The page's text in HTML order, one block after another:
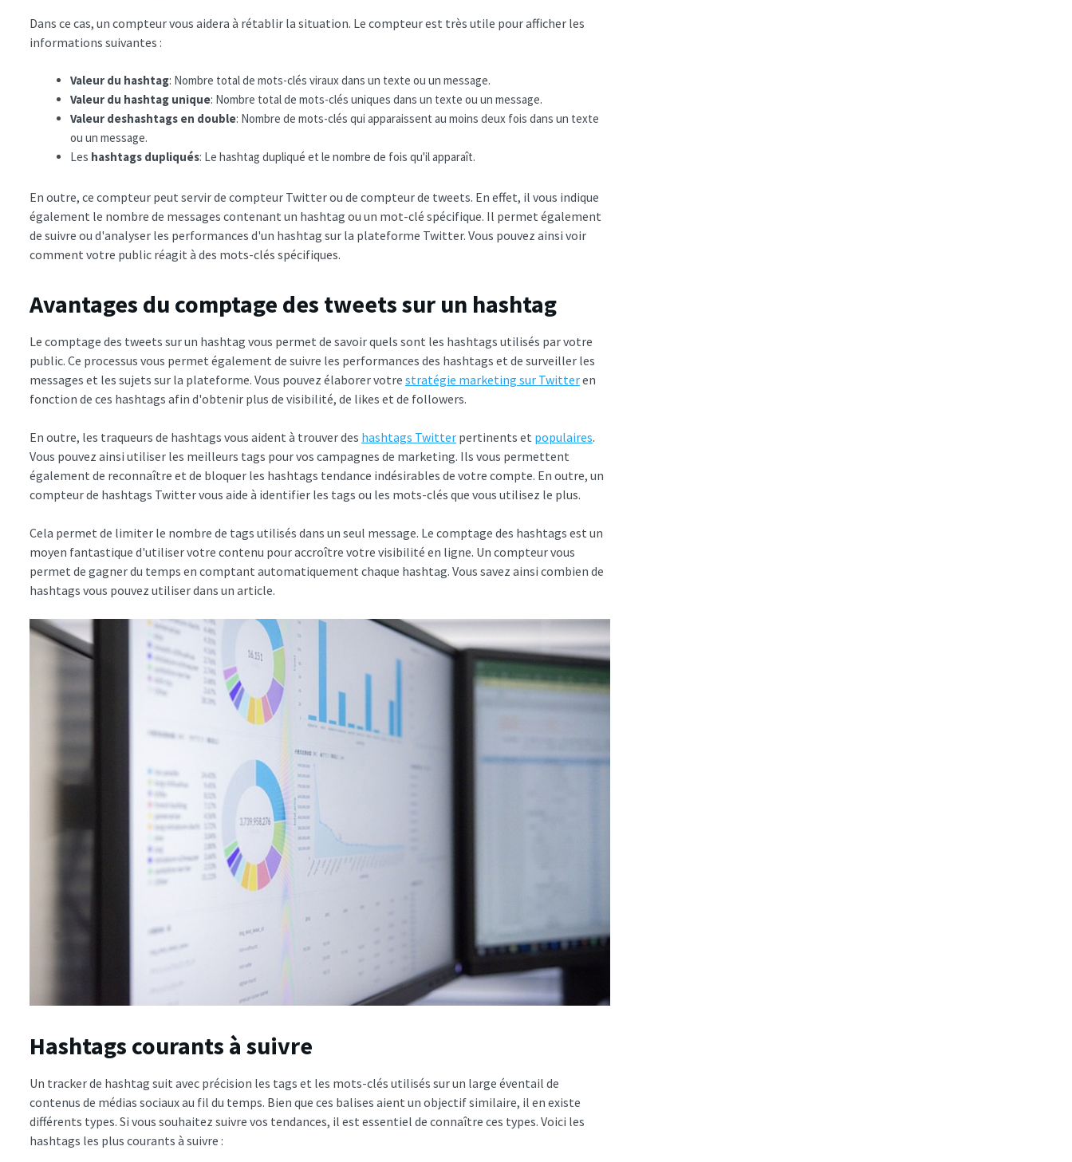
Dans ce cas, un compteur vous aidera à rétablir la situation. Le compteur est très utile pour afficher les
informations suivantes :
Valeur du hashtag: Nombre total de mots-clés viraux dans un texte ou un message.
Valeur du hashtag unique: Nombre total de mots-clés uniques dans un texte ou un message.
Valeur deshashtags en double: Nombre de mots-clés qui apparaissent au moins deux fois dans un texte
ou un message.
Les hashtags dupliqués: Le hashtag dupliqué et le nombre de fois qu'il apparaît.
En outre, ce compteur peut servir de compteur Twitter ou de compteur de tweets. En effet, il vous indique
également le nombre de messages contenant un hashtag ou un mot-clé spécifique. Il permet également
de suivre ou d'analyser les performances d'un hashtag sur la plateforme Twitter. Vous pouvez ainsi voir
comment votre public réagit à des mots-clés spécifiques.
Avantages du comptage des tweets sur un hashtag
Le comptage des tweets sur un hashtag vous permet de savoir quels sont les hashtags utilisés par votre
public. Ce processus vous permet également de suivre les performances des hashtags et de surveiller les
messages et les sujets sur la plateforme. Vous pouvez élaborer votre stratégie marketing sur Twitteren
fonction de ces hashtags afin d'obtenir plus de visibilité, de likes et de followers.
En outre, les traqueurs de hashtags vous aident à trouver des hashtags Twitter pertinents et populaires.
Vous pouvez ainsi utiliser les meilleurs tags pour vos campagnes de marketing. Ils vous permettent
également de reconnaître et de bloquer les hashtags tendance indésirables de votre compte. En outre, un
compteur de hashtags Twitter vous aide à identifier les tags ou les mots-clés que vous utilisez le plus.
Cela permet de limiter le nombre de tags utilisés dans un seul message. Le comptage des hashtags est un
moyen fantastique d'utiliser votre contenu pour accroître votre visibilité en ligne. Un compteur vous
permet de gagner du temps en comptant automatiquement chaque hashtag. Vous savez ainsi combien de
hashtags vous pouvez utiliser dans un article.
Hashtags courants à suivre
Un tracker de hashtag suit avec précision les tags et les mots-clés utilisés sur un large éventail de
contenus de médias sociaux au fil du temps. Bien que ces balises aient un objectif similaire, il en existe
différents types. Si vous souhaitez suivre vos tendances, il est essentiel de connaître ces types. Voici les
hashtags les plus courants à suivre :